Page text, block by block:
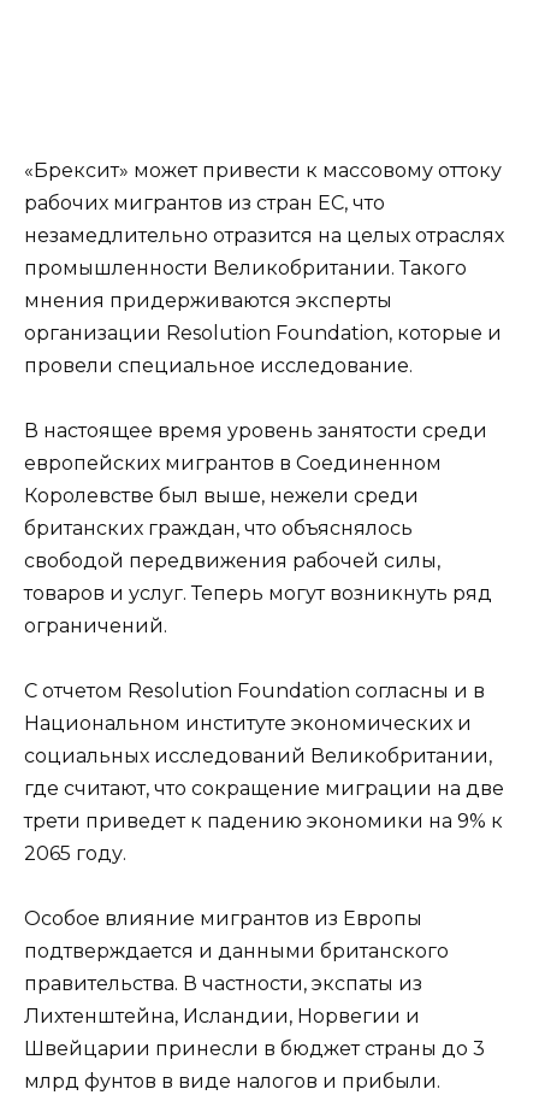
«Брексит» может привести к массовому оттоку
рабочих мигрантов из стран ЕС, что
незамедлительно отразится на целых отраслях
промышленности Великобритании. Такого
мнения придерживаются эксперты
организации Resolution Foundation, которые и
провели специальное исследование.
В настоящее время уровень занятости среди
европейских мигрантов в Соединенном
Королевстве был выше, нежели среди
британских граждан, что объяснялось
свободой передвижения рабочей силы,
товаров и услуг. Теперь могут возникнуть ряд
ограничений.
С отчетом Resolution Foundation согласны и в
Национальном институте экономических и
социальных исследований Великобритании,
где считают, что сокращение миграции на две
трети приведет к падению экономики на 9% к
2065 году.
Особое влияние мигрантов из Европы
подтверждается и данными британского
правительства. В частности, экспаты из
Лихтенштейна, Исландии, Норвегии и
Швейцарии принесли в бюджет страны до 3
млрд фунтов в виде налогов и прибыли.